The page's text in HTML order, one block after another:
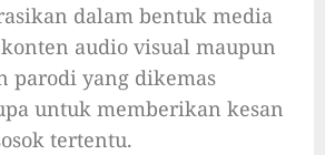
dalam bentuk media
audio visual maupun
parodi yang dikemas
untuk memberikan kesan
tertentu.